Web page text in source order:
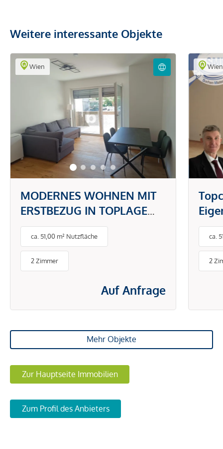
Weitere interessante Objekte
Wien
MODERNES WOHNEN MIT
ERSTBEZUG IN TOPLAGE
DONAUSTADT -
PAUSCHALMIETE INKL.
BETRIEBS- UND
ENERGIEKOSTEN
ca. 51,00 m² Nutzfläche
2 Zimmer
Auf Anfrage
Wien
ca.
2
Mehr Objekte
Zur Hauptseite Immobilien
Zum Profil des Anbieters